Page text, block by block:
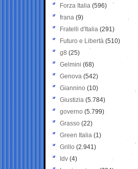
Forza Italia (596)
frana (9)
Fratelli d'Italia (291)
Futuro e Libertà (510)
g8 (25)
Gelmini (68)
Genova (542)
Giannino (10)
Giustizia (5.784)
governo (5.799)
Grasso (22)
Green Italia (1)
Grillo (2.941)
Idv (4)